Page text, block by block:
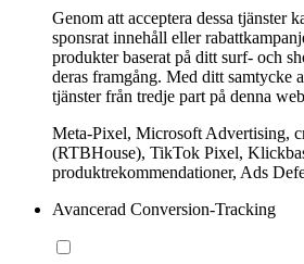
Genom att acceptera dessa tjänster
sponsrat innehåll eller
produkter baserat på ditt surf- och
deras framgång. Med ditt samtycke
tjänster från tredje part på denna
Meta-Pixel, Microsoft Advertising,
(RTBHouse), TikTok Pixel,
produktrekommendationer, Ads
Avancerad Conversion-Tracking